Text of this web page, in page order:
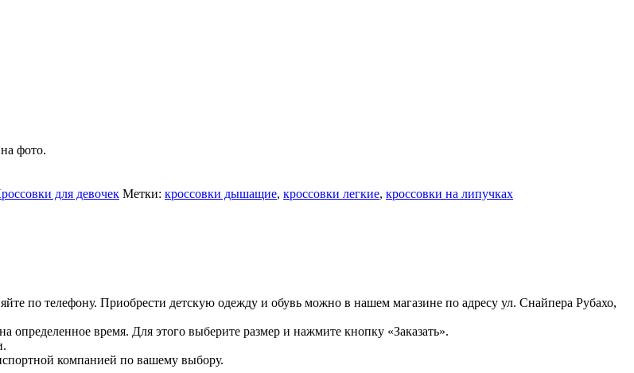
фото.
для девочек Метки: кроссовки дышащие, кроссовки легкие, кроссовки на липучках
по телефону. Приобрести детскую одежду и обувь можно в нашем магазине по адресу ул. Снайпера Рубахо,
время. Для этого выберите размер и нажмите кнопку «Заказать».
компанией по вашему выбору.